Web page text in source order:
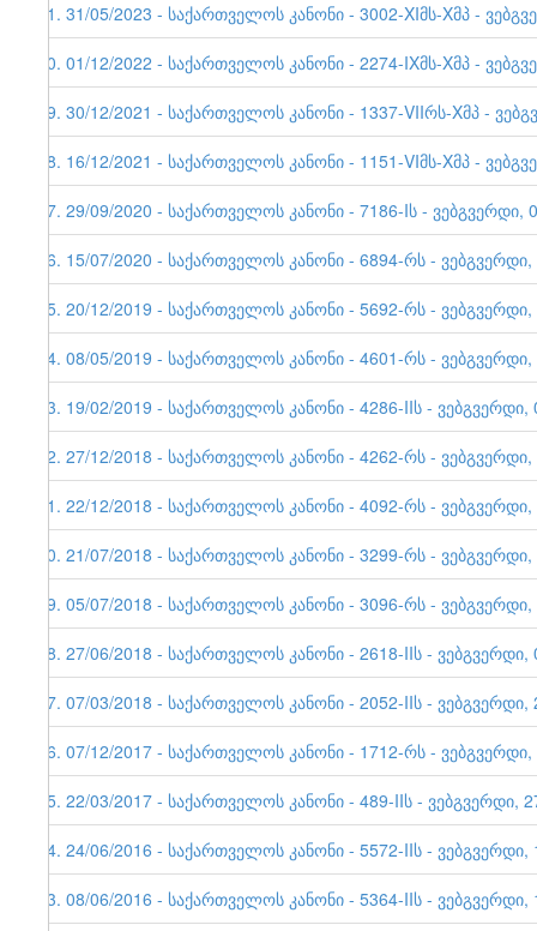
51. 31/05/2023 - საქართველოს კანონი - 3002-XIმს-Xმპ -
50. 01/12/2022 - საქართველოს კანონი - 2274-IXმს-Xმპ -
49. 30/12/2021 - საქართველოს კანონი - 1337-VIIრს-Xმპ -
48. 16/12/2021 - საქართველოს კანონი - 1151-VIმს-Xმპ -
47. 29/09/2020 - საქართველოს კანონი - 7186-Iს - ვებგვერდი,
46. 15/07/2020 - საქართველოს კანონი - 6894-რს -
45. 20/12/2019 - საქართველოს კანონი - 5692-რს -
44. 08/05/2019 - საქართველოს კანონი - 4601-რს -
43. 19/02/2019 - საქართველოს კანონი - 4286-IIს - ვებგვერდი,
42. 27/12/2018 - საქართველოს კანონი - 4262-რს -
41. 22/12/2018 - საქართველოს კანონი - 4092-რს -
40. 21/07/2018 - საქართველოს კანონი - 3299-რს -
39. 05/07/2018 - საქართველოს კანონი - 3096-რს -
38. 27/06/2018 - საქართველოს კანონი - 2618-IIს - ვებგვერდი,
37. 07/03/2018 - საქართველოს კანონი - 2052-IIს - ვებგვერდი,
36. 07/12/2017 - საქართველოს კანონი - 1712-რს -
35. 22/03/2017 - საქართველოს კანონი - 489-IIს - ვებგვერდი,
34. 24/06/2016 - საქართველოს კანონი - 5572-IIს - ვებგვერდი,
33. 08/06/2016 - საქართველოს კანონი - 5364-IIს - ვებგვერდი,